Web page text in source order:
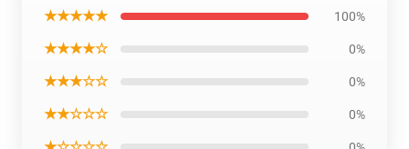
★★★★★ 100%
★★★★☆ 0%
★★★☆☆ 0%
★★☆☆☆ 0%